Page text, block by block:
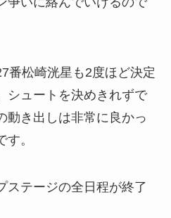
番松崎洸星も2度ほど決定
シュートを決めきれずで
動き出しは非常に良かっ
。
ステージの全日程が終了